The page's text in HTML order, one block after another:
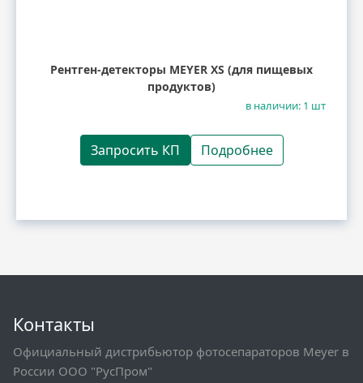
Рентген-детекторы MEYER XS (для пищевых
продуктов)
в наличии: 1 шт
Запросить КП Подробнее
Контакты
Официальный дистрибьютор фотосепараторов Meyer в
России ООО "РусПром"